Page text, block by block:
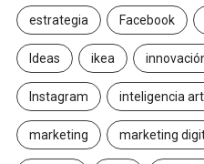
estrategia Facebook
Ideas ikea
Instagram inteligencia
marketing marketing